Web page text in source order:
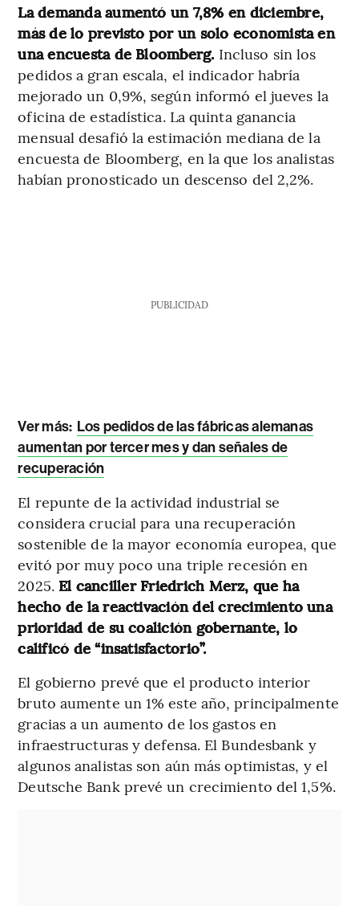
La demanda aumentó un 7,8% en diciembre,
más de lo previsto por un solo economista en
una encuesta de Bloomberg. Incluso sin los
pedidos a gran escala, el indicador habría
mejorado un 0,9%, según informó el jueves la
oficina de estadística. La quinta ganancia
mensual desafió la estimación mediana de la
encuesta de Bloomberg, en la que los analistas
habían pronosticado un descenso del 2,2%.
PUBLICIDAD
Ver más: Los pedidos de las fábricas alemanas
aumentan por tercer mes y dan señales de
recuperación
El repunte de la actividad industrial se
considera crucial para una recuperación
sostenible de la mayor economía europea, que
evitó por muy poco una triple recesión en
2025. El canciller Friedrich Merz, que ha
hecho de la reactivación del crecimiento una
prioridad de su coalición gobernante, lo
calificó de “insatisfactorio”.
El gobierno prevé que el producto interior
bruto aumente un 1% este año, principalmente
gracias a un aumento de los gastos en
infraestructuras y defensa. El Bundesbank y
algunos analistas son aún más optimistas, y el
Deutsche Bank prevé un crecimiento del 1,5%.